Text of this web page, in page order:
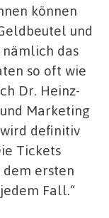
können
und
nämlich das
so oft wie
Dr. Heinz-
Marketing
wird definitiv
Tickets
dem ersten
Fall.“